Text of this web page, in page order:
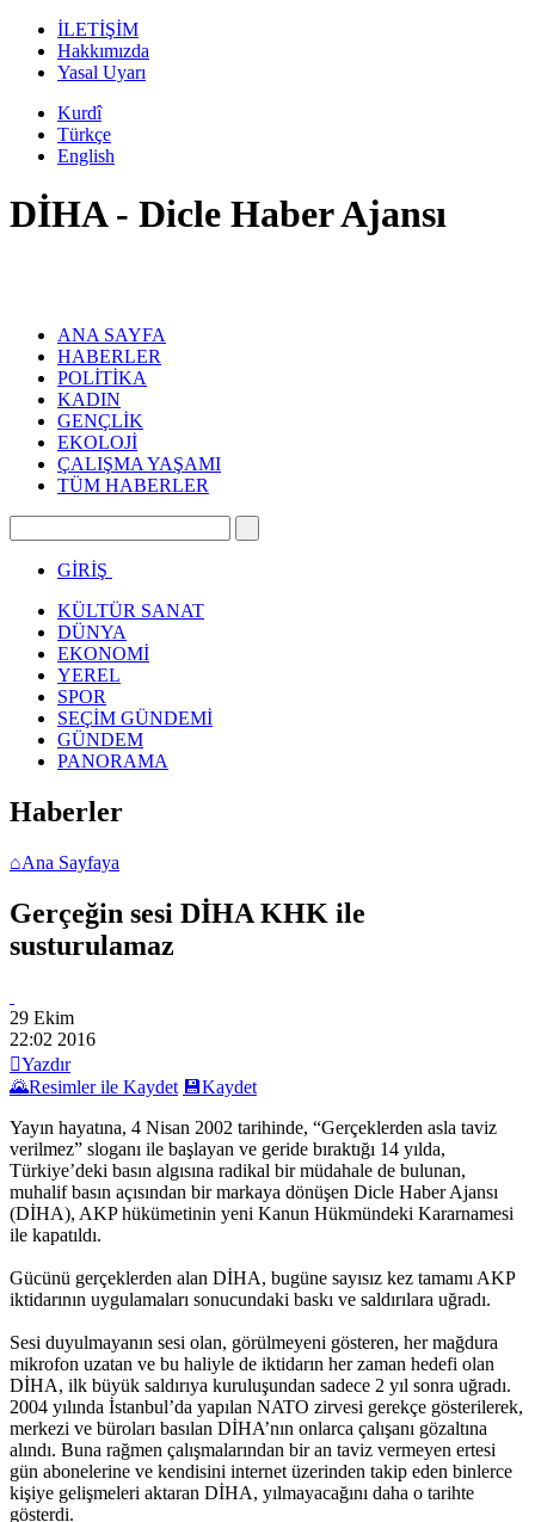
İLETİŞİM
Hakkımızda
Yasal Uyarı
Kurdî
Türkçe
English
DİHA - Dicle Haber Ajansı
ANA SAYFA
HABERLER
POLİTİKA
KADIN
GENÇLİK
EKOLOJİ
ÇALIŞMA YAŞAMI
TÜM HABERLER
GİRİŞ
KÜLTÜR SANAT
DÜNYA
EKONOMİ
YEREL
SPOR
SEÇİM GÜNDEMİ
GÜNDEM
PANORAMA
Haberler
⌂Ana Sayfaya
Gerçeğin sesi DİHA KHK ile
susturulamaz
29 Ekim
22:02 2016
Yazdır
🌄Resimler ile Kaydet 💾Kaydet
Yayın hayatına, 4 Nisan 2002 tarihinde, “Gerçeklerden asla taviz
verilmez” sloganı ile başlayan ve geride bıraktığı 14 yılda,
Türkiye’deki basın algısına radikal bir müdahale de bulunan,
muhalif basın açısından bir markaya dönüşen Dicle Haber Ajansı
(DİHA), AKP hükümetinin yeni Kanun Hükmündeki Kararnamesi
ile kapatıldı.
Gücünü gerçeklerden alan DİHA, bugüne sayısız kez tamamı AKP
iktidarının uygulamaları sonucundaki baskı ve saldırılara uğradı.
Sesi duyulmayanın sesi olan, görülmeyeni gösteren, her mağdura
mikrofon uzatan ve bu haliyle de iktidarın her zaman hedefi olan
DİHA, ilk büyük saldırıya kuruluşundan sadece 2 yıl sonra uğradı.
2004 yılında İstanbul’da yapılan NATO zirvesi gerekçe gösterilerek,
merkezi ve büroları basılan DİHA’nın onlarca çalışanı gözaltına
alındı. Buna rağmen çalışmalarından bir an taviz vermeyen ertesi
gün abonelerine ve kendisini internet üzerinden takip eden binlerce
kişiye gelişmeleri aktaran DİHA, yılmayacağını daha o tarihte
gösterdi.